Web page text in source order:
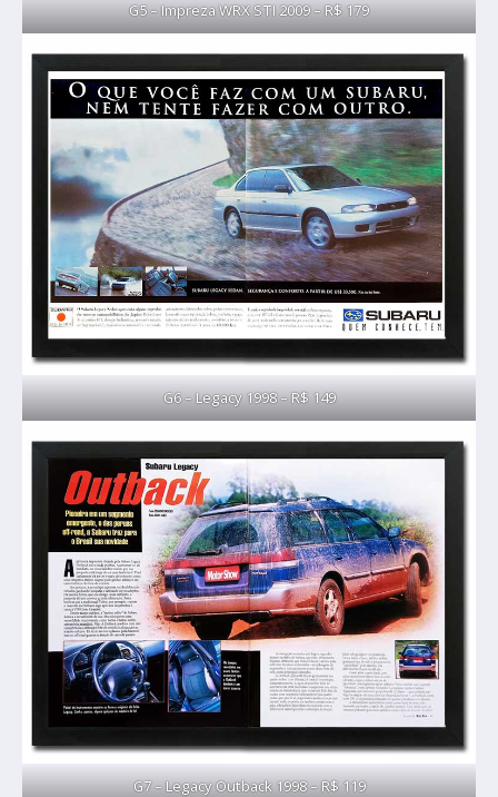
G5 – Impreza WRX STI 2009 – R$ 179
G6 – Legacy 1998 – R$ 149
G7 – Legacy Outback 1998 – R$ 119